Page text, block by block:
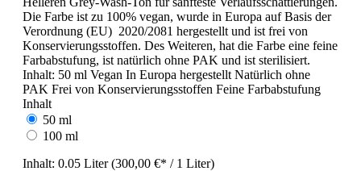
Die Farbe ist zu 100% vegan, wurde in Europa auf Basis der
Verordnung (EU) 2020/2081 hergestellt und ist frei von
Konservierungsstoffen. Des Weiteren, hat die Farbe eine feine
Farbabstufung, ist natürlich ohne PAK und ist sterilisiert.
Inhalt: 50 ml Vegan In Europa hergestellt Natürlich ohne
PAK Frei von Konservierungsstoffen Feine Farbabstufung
Inhalt
50 ml
100 ml
Inhalt: 0.05 Liter(300,00 €* / 1 Liter)